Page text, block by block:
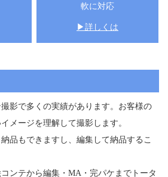
軟に対応
▶詳しくは
影で多くの実績があります。お客様の
メージを理解して撮影します。
品もできますし、編集して納品するこ
ンテから編集・MA・完パケまでトータ